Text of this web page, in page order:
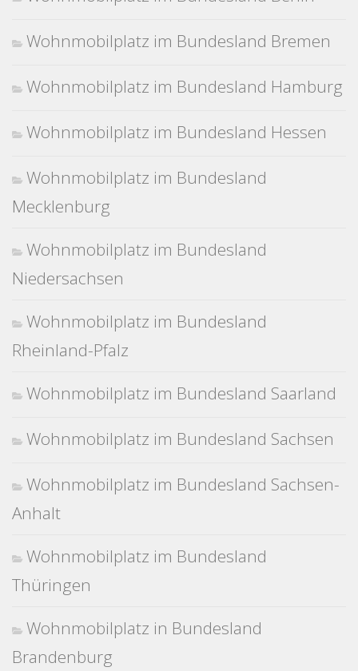
Wohnmobilplatz im Bundesland Bremen
Wohnmobilplatz im Bundesland Hamburg
Wohnmobilplatz im Bundesland Hessen
Wohnmobilplatz im Bundesland
Mecklenburg
Wohnmobilplatz im Bundesland
Niedersachsen
Wohnmobilplatz im Bundesland
Rheinland-Pfalz
Wohnmobilplatz im Bundesland Saarland
Wohnmobilplatz im Bundesland Sachsen
Wohnmobilplatz im Bundesland Sachsen-
Anhalt
Wohnmobilplatz im Bundesland
Thüringen
Wohnmobilplatz in Bundesland
Brandenburg